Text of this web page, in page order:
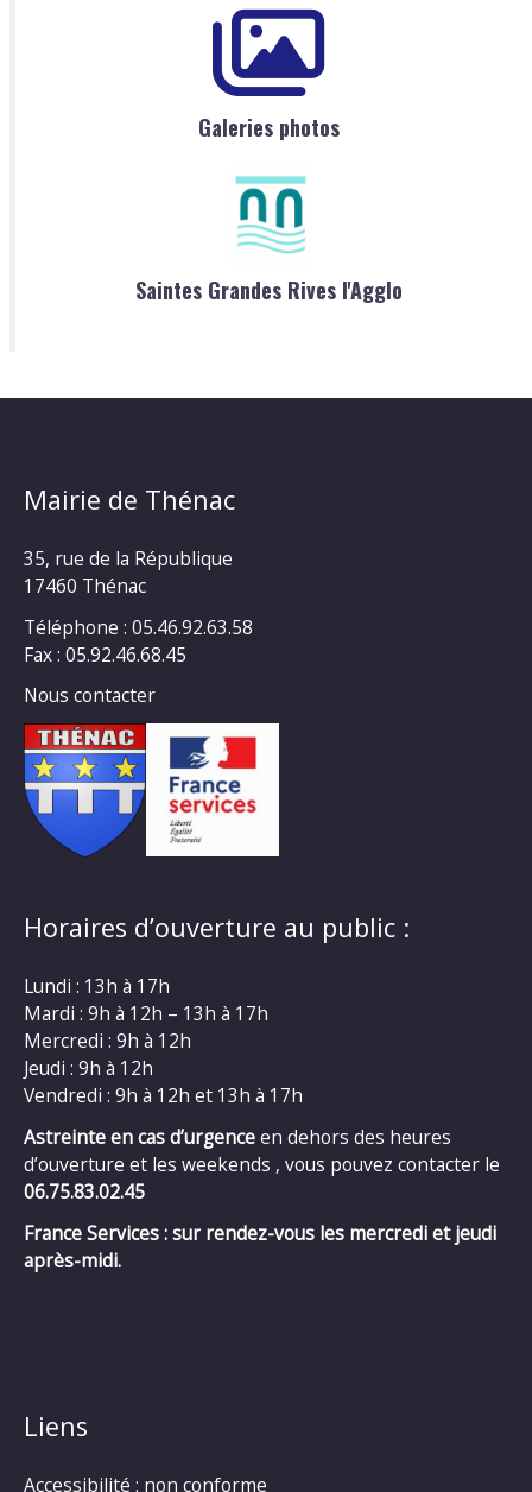
Galeries photos
Saintes Grandes Rives l'Agglo
Mairie de Thénac
35, rue de la République
17460 Thénac
Téléphone : 05.46.92.63.58
Fax : 05.92.46.68.45
Nous contacter
Horaires d’ouverture au public :
Lundi : 13h à 17h
Mardi : 9h à 12h – 13h à 17h
Mercredi : 9h à 12h
Jeudi : 9h à 12h
Vendredi : 9h à 12h et 13h à 17h
Astreinte en cas d’urgenceen dehors des heures
d’ouverture et les weekends , vous pouvez contacter le
06.75.83.02.45
France Services : sur rendez-vous les mercredi et jeudi
après-midi.
Liens
Accessibilité : non conforme